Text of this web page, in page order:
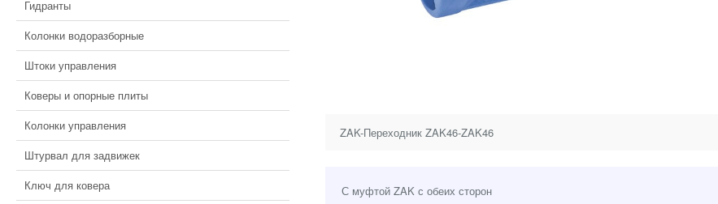
Гидранты
Колонки водоразборные
Штоки управления
Коверы и опорные плиты
Колонки управления
Штурвал для задвижек
Ключ для ковера
ZAK-Переходник ZAK46-ZAK46
С муфтой ZAK с обеих сторон